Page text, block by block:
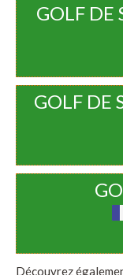
GOLF DE
GOLF DE
Découvrez